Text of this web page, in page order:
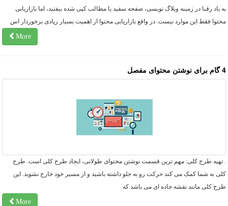
یاد رقبا در زمینه وبلاگ نویسی، صفحه سفید یا مطالب کپی شده بیفتید، اما بازاریابی
فقط این موارد نیست. در واقع بازاریابی محتوا از اهمیت بسیار زیادی برخوردار اس
More
طرح کلی: مهم ترین قسمت نوشتن محتوای طولانی، ایجاد طرح کلی است. طرح
به شما کمک می کند حرکت رو به جلو داشته باشید و از مسیر خود خارج نشوید. این
کلی مانند نقشه جاده ای می باشد که
More